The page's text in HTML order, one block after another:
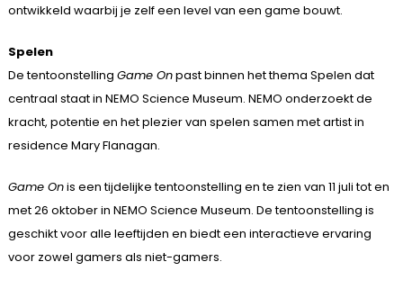
ontwikkeld waarbij je zelf een level van een game bouwt.
Spelen
De tentoonstelling Game Onpast binnen het thema Spelen dat
centraal staat in NEMO Science Museum. NEMO onderzoekt de
kracht, potentie en het plezier van spelen samen met artist in
residence Mary Flanagan.
Game Onis een tijdelijke tentoonstelling en te zien van 11 juli tot en
met 26 oktober in NEMO Science Museum. De tentoonstelling is
geschikt voor alle leeftijden en biedt een interactieve ervaring
voor zowel gamers als niet-gamers.